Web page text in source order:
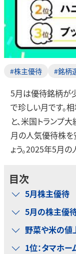
#株主優待 #銘柄
5月は優待銘柄が
で珍しい月です。
と、米国トランプ
月の人気優待株を
ょう。2025年5月
目次
5月株主優待
5月の株主優
野菜や米の値
1位：タマホー